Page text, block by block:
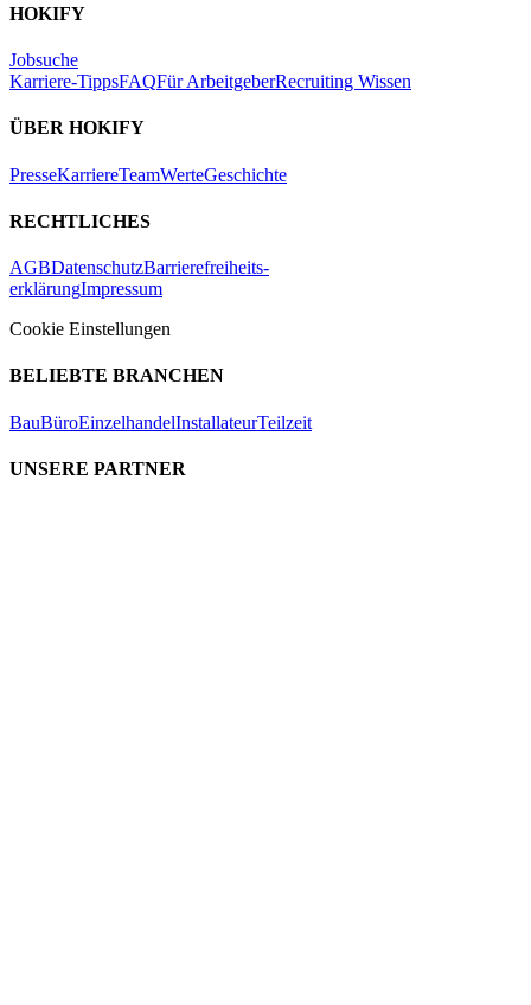
HOKIFY
Jobsuche
Karriere-TippsFAQFür ArbeitgeberRecruiting Wissen
ÜBER HOKIFY
PresseKarriereTeamWerteGeschichte
RECHTLICHES
AGBDatenschutzBarrierefreiheits-
erklärungImpressum
Cookie Einstellungen
BELIEBTE BRANCHEN
BauBüroEinzelhandelInstallateurTeilzeit
UNSERE PARTNER